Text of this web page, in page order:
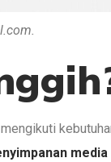
media